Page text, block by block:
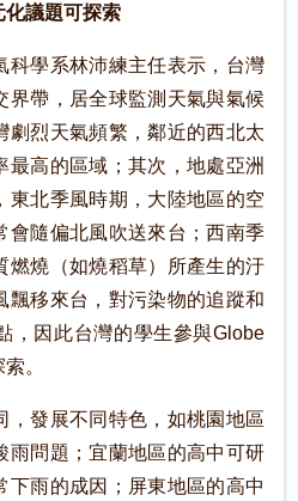
議題可探索
科學系林沛練主任表示，台灣
界帶，居全球監測天氣與氣候
劇烈天氣頻繁，鄰近的西北太
最高的區域；其次，地處亞洲
東北季風時期，大陸地區的空
會隨偏北風吹送來台；西南季
燃燒（如燒稻草）所產生的汙
飄移來台，對污染物的追蹤和
，因此台灣的學生參與Globe
。
發展不同特色，如桃園地區
雨問題；宜蘭地區的高中可研
下雨的成因；屏東地區的高中